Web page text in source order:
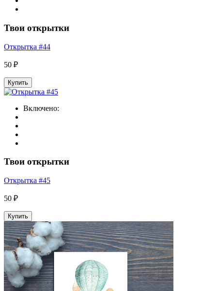
Твои открытки
Открытка #44
50 ₽
Купить
Включено:
Твои открытки
Открытка #45
50 ₽
Купить